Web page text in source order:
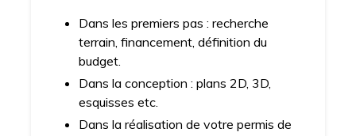
Dans les premiers pas : recherche
terrain, financement, définition du
budget.
Dans la conception : plans 2D, 3D,
esquisses etc.
Dans la réalisation de votre permis de